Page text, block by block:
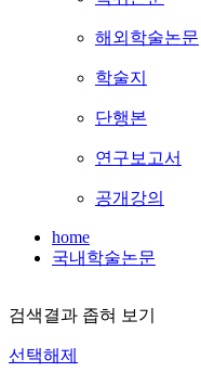
해외학술논문
학술지
단행본
연구보고서
공개강의
home
국내학술논문
검색결과 좁혀 보기
선택해제